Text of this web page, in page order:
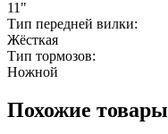
11"
Тип передней вилки:
Жёсткая
Тип тормозов:
Ножной
Похожие товары